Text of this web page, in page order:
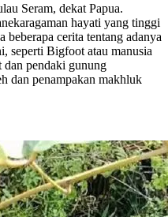
Seram, dekat Papua.
hayati yang tinggi
beberapa cerita tentang adanya
seperti Bigfoot atau manusia
dan pendaki gunung
dan penampakan makhluk